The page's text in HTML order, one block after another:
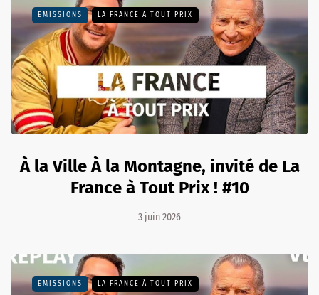
EMISSIONS LA FRANCE À TOUT PRIX
À la Ville À la Montagne, invité de La
France à Tout Prix ! #10
3 juin 2026
EMISSIONS LA FRANCE À TOUT PRIX